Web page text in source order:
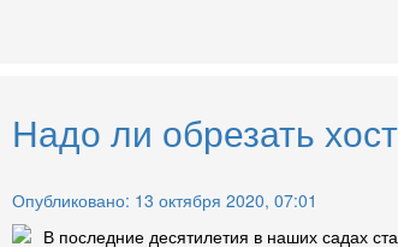
Надо ли обрезать
Опубликовано: 13 октября 2020, 07:01
В последние десятилетия в наших садах